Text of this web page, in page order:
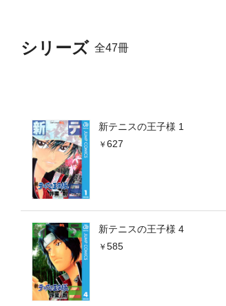
シリーズ 全47冊
新テニスの王子様 1
627
新テニスの王子様 4
585